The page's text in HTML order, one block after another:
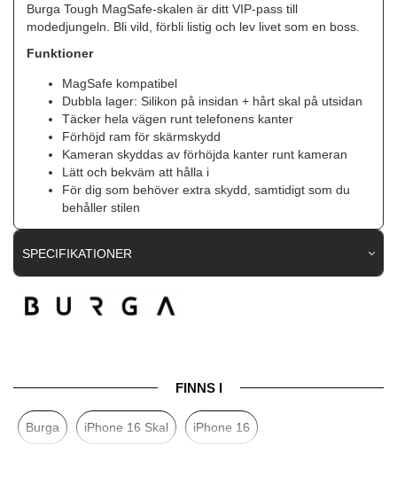
Burga Tough MagSafe-skalen är ditt VIP-pass till
modedjungeln. Bli vild, förbli listig och lev livet som en boss.
Funktioner
MagSafe kompatibel
Dubbla lager: Silikon på insidan + hårt skal på utsidan
Täcker hela vägen runt telefonens kanter
Förhöjd ram för skärmskydd
Kameran skyddas av förhöjda kanter runt kameran
Lätt och bekväm att hålla i
För dig som behöver extra skydd, samtidigt som du
behåller stilen
SPECIFIKATIONER
Egenskaper MagSafe-kompatibel
Färg
Material Hårdplast (PC), Mjukplast (TPU)
FINNS I
Burga iPhone 16 Skal iPhone 16